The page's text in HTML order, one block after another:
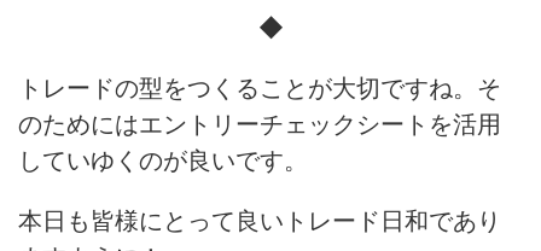
◆
トレードの型をつくることが大切ですね。そ
のためにはエントリーチェックシートを活用
していゆくのが良いです。
本日も皆様にとって良いトレード日和であり